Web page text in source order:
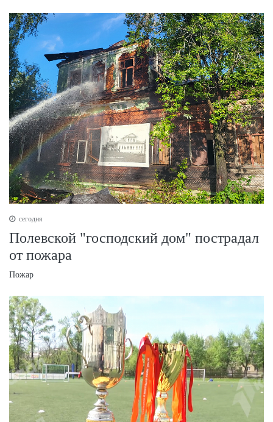
сегодня
Полевской "господский дом" пострадал
от пожара
Пожар